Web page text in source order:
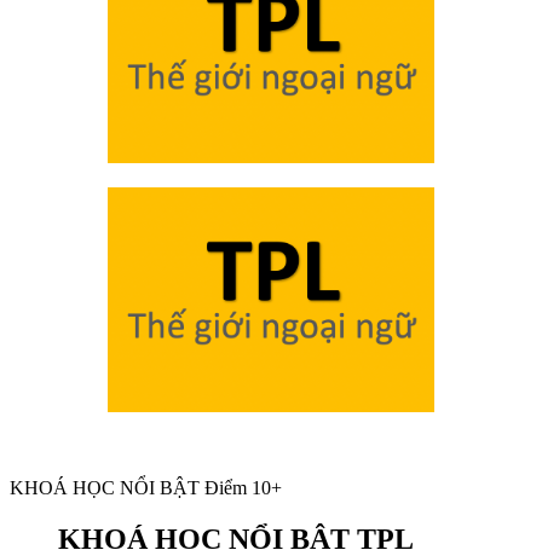
KHOÁ HỌC NỔI BẬT Điểm 10+
KHOÁ HỌC NỔI BẬT TPL